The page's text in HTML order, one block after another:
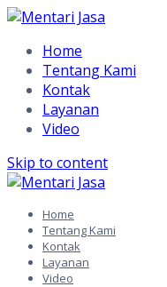
Home
Tentang Kami
Kontak
Layanan
Video
Skip to content
Home
Tentang Kami
Kontak
Layanan
Video